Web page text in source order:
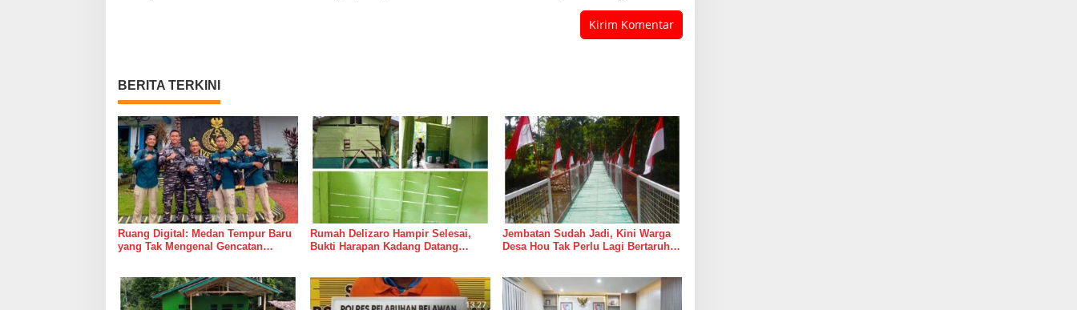
BERITA TERKINI
Ruang Digital: Medan Tempur Baru
yang Tak Mengenal Gencatan
Rumah Delizaro Hampir Selesai,
Bukti Harapan Kadang Datang
Jembatan Sudah Jadi, Kini Warga
Desa Hou Tak Perlu Lagi Bertaruh